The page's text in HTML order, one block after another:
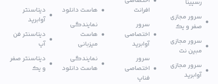
رسپینا
سرور مجازی
صفر و یک
سرور مجازی
مبین نت
سرور مجازی
آوابرید
افرانت
سرور
اختصاصی
آوابرید
سرور
اختصاصی
فناپ
هاست دانلود
نمایندگی
هاست
میزبانی
نمایندگی
هاست دانلود
دیتاسنتر
آوابرید
دیتاسنتر فن
آپ
دیتاسنتر صفر
و یک